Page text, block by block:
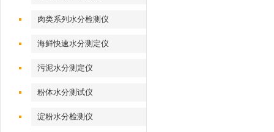
肉类系列水分检测仪
海鲜快速水分测定仪
污泥水分测定仪
粉体水分测试仪
淀粉水分检测仪